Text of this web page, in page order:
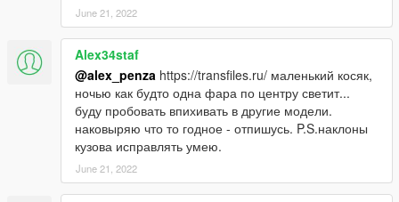
June 21, 2022
Alex34staf
@alex_penza https://transfiles.ru/ маленький косяк,
ночью как будто одна фара по центру светит...
буду пробовать впихивать в другие модели.
наковыряю что то годное - отпишусь. P.S.наклоны
кузова исправлять умею.
June 21, 2022